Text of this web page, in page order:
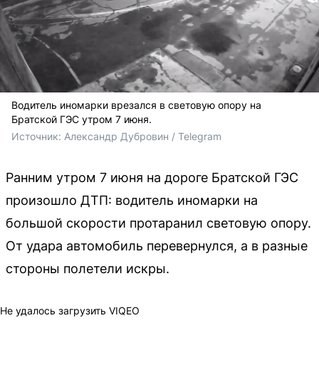
Водитель иномарки врезался в световую опору на
Братской ГЭС утром 7 июня.
Источник: Александр Дубровин / Telegram
Ранним утром 7 июня на дороге Братской ГЭС
произошло ДТП: водитель иномарки на
большой скорости протаранил световую опору.
От удара автомобиль перевернулся, а в разные
стороны полетели искры.
Не удалось загрузить VIQEO